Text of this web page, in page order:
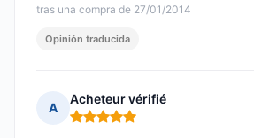
tras una compra de 27/01/2014
Opinión traducida
A
Acheteur vérifié
Nota: 5 de 5